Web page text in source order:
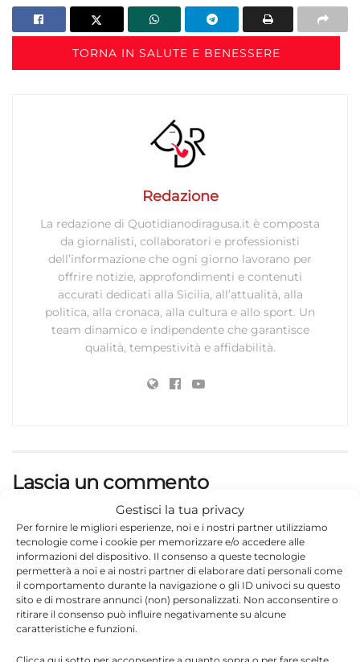
Gestisci la tua privacy
Per fornire le migliori esperienze, noi e i nostri partner utilizziamo
tecnologie come i cookie per memorizzare e/o accedere alle
informazioni del dispositivo. Il consenso a queste tecnologie
permetterà a noi e ai nostri partner di elaborare dati personali come
il comportamento durante la navigazione o gli ID univoci su questo
sito e di mostrare annunci (non) personalizzati. Non acconsentire o
ritirare il consenso può influire negativamente su alcune
caratteristiche e funzioni.
TORNA IN SALUTE E BENESSERE
Redazione
La redazione di Quotidianodiragusa.it è composta
da giornalisti, collaboratori e professionisti
dell’informazione che ogni giorno lavorano per
offrire notizie, approfondimenti e contenuti
accurati dedicati alla Sicilia, all’attualità, alla
politica, alla cronaca, alla cultura e allo sport. Un
team dinamico e indipendente che garantisce
qualità, tempestività e affidabilità.
Lascia un commento
Il tuo indirizzo email non sarà pubblicato.
obbligatori sono contrassegnati*
Commento *